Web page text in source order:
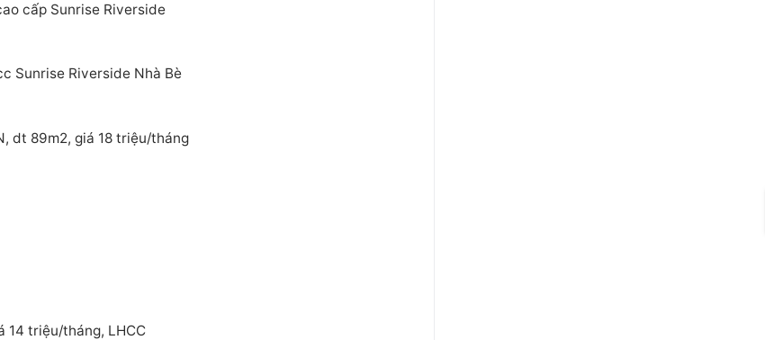
cấp Sunrise Riverside
Sunrise Riverside Nhà Bè
dt 89m2, giá 18 triệu/tháng
14 triệu/tháng, LHCC